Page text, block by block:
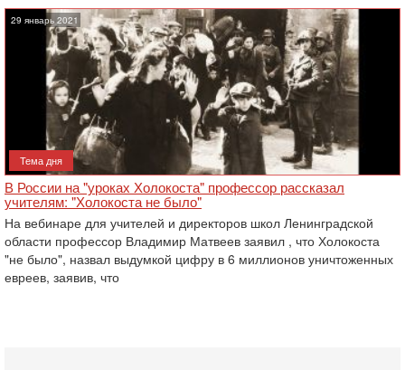
29 январь 2021
Тема дня
В России на "уроках Холокоста" профессор рассказал
учителям: "Холокоста не было"
На вебинаре для ‎учителей и директоров школ Ленинградской
области профессор Владимир Матвеев заявил , что Холокоста
"не было", назвал выдумкой цифру в 6 миллионов уничтоженных
евреев, заявив, что